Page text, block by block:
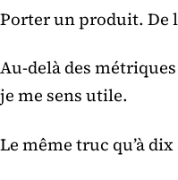
Porter un produit. De
Au-delà des métriques
je me sens utile.
Le même truc qu’à dix